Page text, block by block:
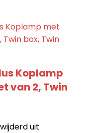
Koplamp
van 2, Twin
uit